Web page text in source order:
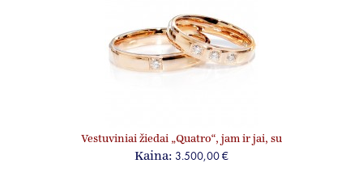
Vestuviniai žiedai „Quatro“, jam ir jai, su
briliantais
Kaina: 3.500,00 €